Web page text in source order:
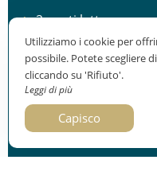
2 posti letto
14 m²
Vista su Rue
Check-in: dalle 15:00
Check-out: entro le
Attrezzatura
Utilizziamo i cookie per
possibile. Potete scegliere
cliccando su 'Rifiuto'.
Leggi di più
Capisco